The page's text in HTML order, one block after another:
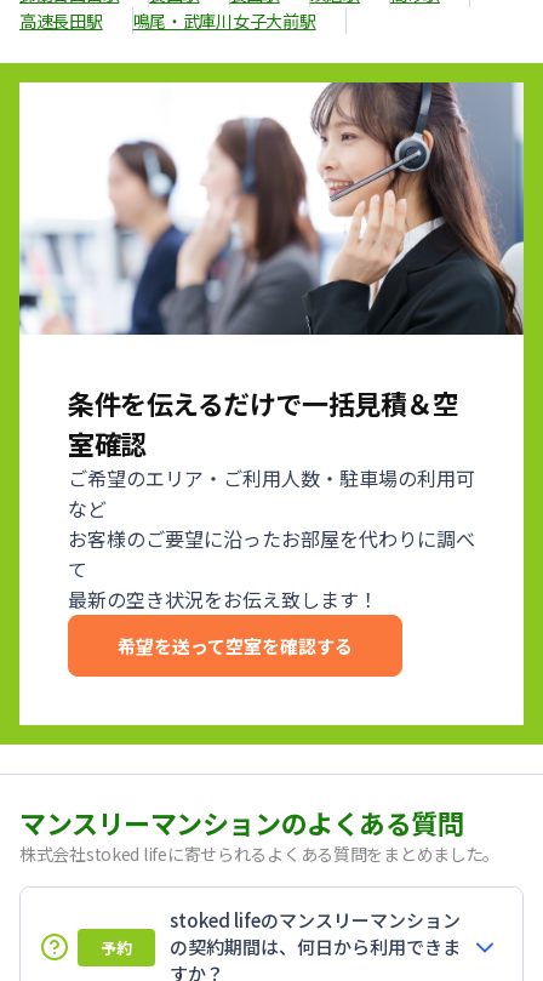
高速長田駅
鳴尾・武庫川女子大前駅
条件を伝えるだけで一括見積＆空
室確認
ご希望のエリア・ご利用人数・駐車場の利用可
など
お客様のご要望に沿ったお部屋を代わりに調べ
て
最新の空き状況をお伝え致します！
希望を送って空室を確認する
マンスリーマンションのよくある質問
株式会社stoked lifeに寄せられるよくある質問をまとめました。
予約
stoked lifeのマンスリーマンション
の契約期間は、何日から利用できま
すか？